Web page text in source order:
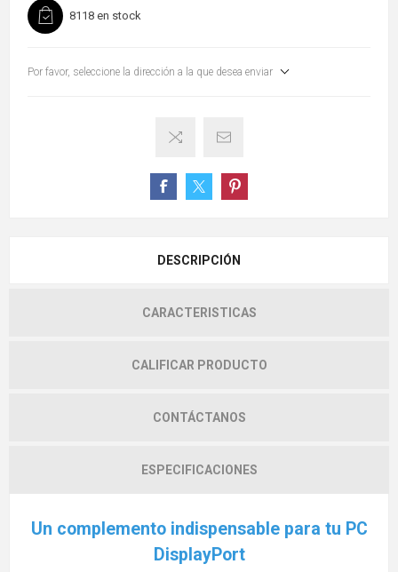
8118 en stock
Por favor, seleccione la dirección a la que desea enviar
DESCRIPCIÓN
CARACTERISTICAS
CALIFICAR PRODUCTO
CONTÁCTANOS
ESPECIFICACIONES
Un complemento indispensable para tu PC
DisplayPort